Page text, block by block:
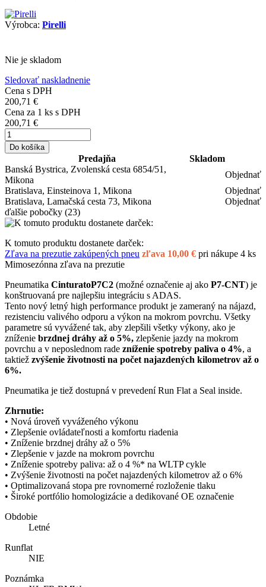
Výrobca: Pirelli
Nie je skladom
Sledovať naskladnenie
Cena s DPH
200,71 €
Cena za 1 ks s DPH
200,71 €
Do košíka
Predajňa
Skladom
Banská Bystrica, Zvolenská cesta 6854/51,
Mikona
Objednať
Bratislava, Einsteinova 1, Mikona
Objednať
Bratislava, Lamačská cesta 73, Mikona
Objednať
ďalšie pobočky (23)
K tomuto produktu dostanete darček:
Zľava na prezutie zakúpených pneu zľava 10,00 € pri nákupe 4 ks
Mimosezónna zľava na prezutie
Pneumatika CinturatoP7C2 (možné označenie aj ako P7-CNT) je
konštruovaná pre najlepšiu integráciu s ADAS.
Tento nový letný high performance produkt je zameraný na nájazd,
rezistenciu valivého odporu a výkon na mokrom povrchu. Všetky
parametre sú vyvážené tak, aby zlepšili všetky výkony, ako je
zníženie brzdnej dráhy až o 5%, zlepšenie jazdy na mokrom
povrchu a v neposlednom rade zníženie spotreby paliva o 4%, a
taktiež zvýšenie životnosti na počet najazdených kilometrov až o
6%.
Pneumatika je tiež dostupná v prevedení Run Flat a Seal inside.
Zhrnutie:
• Nová úroveň vyváženého výkonu
• Zlepšenie ovládateľnosti a komfortu riadenia
• Zníženie brzdnej dráhy až o 5%
• Zlepšenie v jazde na mokrom povrchu
• Zníženie spotreby paliva: až o 4 %* na WLTP cykle
• Zvýšenie životnosti na počet najazdených kilometrov až o 6%
• Optimalizovaná stopa pre rovnomerné rozloženie tlaku
• Široké portfólio homologizácie a dedikované OE označenie
Obdobie
Letné
Runflat
NIE
Poznámka